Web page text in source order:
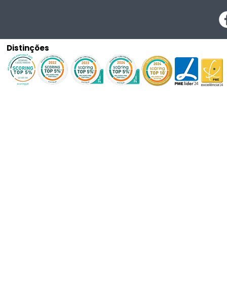
Distinções